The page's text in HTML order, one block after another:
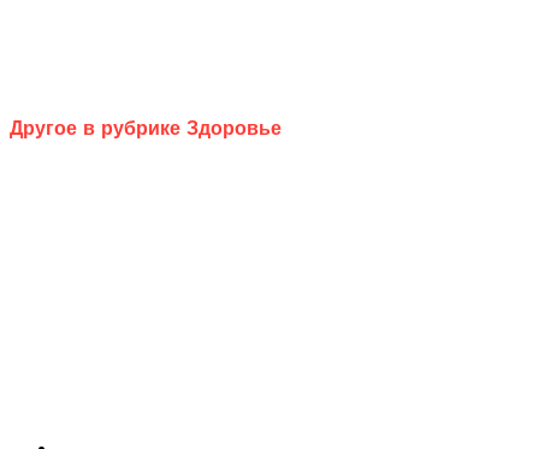
Другое в рубрике Здоровье